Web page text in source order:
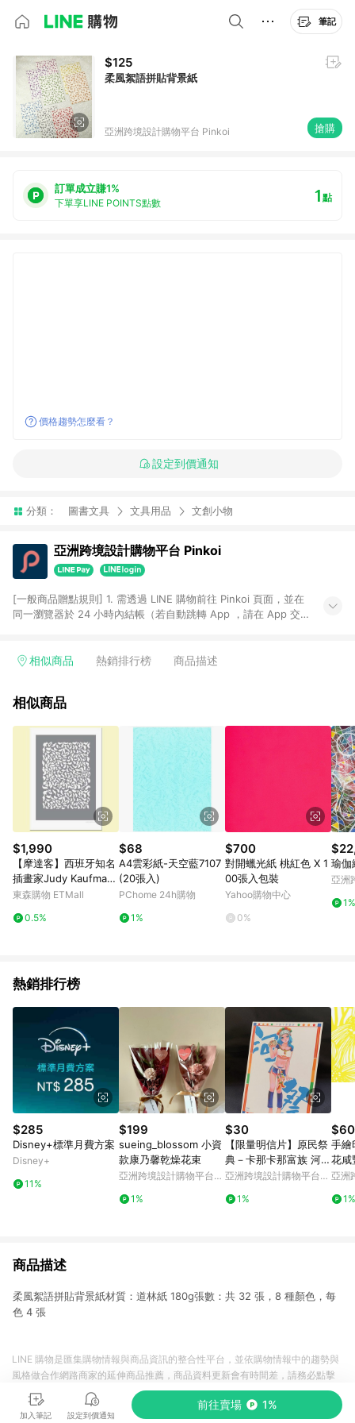
筆記
$125
柔風絮語拼貼背景紙
亞洲跨境設計購物平台 Pinkoi 搶購
訂單成立賺1%
下單享LINE POINTS點數 1點
價格趨勢怎麼看？
設定到價通知
分類： 圖書文具 文具用品 文創小物
亞洲跨境設計購物平台 Pinkoi
[一般商品贈點規則] 1. 需透過 LINE 購物前往 Pinkoi 頁面，並在
同一瀏覽器於 24 小時內結帳（若自動跳轉 App ，請在 App 交
回饋訂單不得享有 Pinkoi 站方優惠，例如首購優惠，P coins，
行為，不具贈點資格，部分退款不在此限。 6. APP 請更新至
貨後 45 天後發送。 8. 群眾募資商品，禮物卡，開館保證金，補
運費，攤位費等不具贈點資格。 9. LINE 購物站上之商品規格、
顏色、價位、贈品如與 Pinkoi 商品資訊頁及購物車不符，以
Pinkoi 購物商品資訊頁及購物車標示為準。 10. 點數紅包使用規
則請以點數紅包活動說明為準。 11. 若於 LINE 購物前往 Pinkoi
頁面後才首次下載 Pinkoi APP 並完成訂單，不符合導購資格；承
上，首次下載 Pinkoi APP 後，需透過 LINE 購物前往 Pinkoi 頁
面，方享導購資格。
相似商品 熱銷排行榜 商品描述
相似商品
$1,990
【摩達客】西班牙知名
插畫家Judy Kaufman
n藝術創作海報掛畫裝
簽名)(含木框)
東森購物 ETMall
0.5%
$68
A4雲彩紙-天空藍7107
(20張入)
PChome 24h購物
1%
$700
對開蠟光紙 桃紅色 X 1
00張入包裝
Yahoo購物中心
0%
瑜伽
亞洲
1%
熱銷排行榜
$285
Disney+標準月費方案
Disney+
11%
$199
sueing_blossom 小資
款康乃馨乾燥花束
亞洲跨境設計購物平台
1%
$30
【限量明信片】原民祭
典－卡那卡那富族 河祭
聖誕禮物 交換禮物
亞洲跨境設計購物平台
1%
$60
手繪
花咸
亞洲
1%
商品描述
柔風絮語拼貼背景紙材質：道林紙 180g張數：共 32 張，8 種顏色，每
色 4 張
加入筆記 設定到價通知
前往賣場 1%
LINE 購物是匯集購物情報與商品資訊的整合性平台，並依購物情報中的趨勢與
風格做合作網路商家的延伸商品推薦，商品資料更新會有時間差，請務必點擊
商品至各合作網路商家，確認現售價與購物條件，一切資訊以合作廠商網頁為
準。